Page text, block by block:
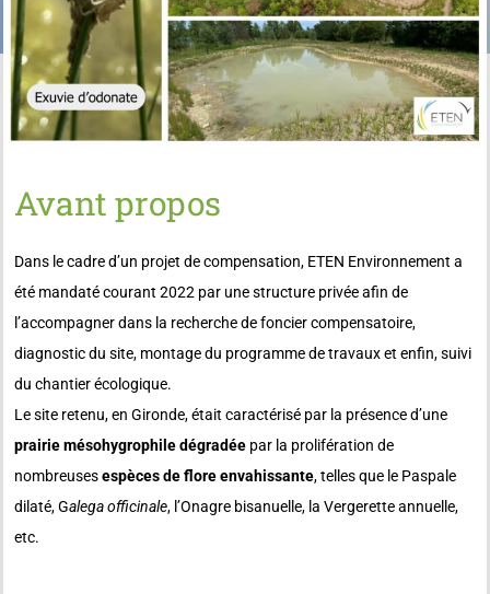
Avant propos
Dans le cadre d’un projet de compensation, ETEN Environnement a
été mandaté courant 2022 par une structure privée afin de
l’accompagner dans la recherche de foncier compensatoire,
diagnostic du site, montage du programme de travaux et enfin, suivi
du chantier écologique.
Le site retenu, en Gironde, était caractérisé par la présence d’une
prairie mésohygrophile dégradée par la prolifération de
nombreusesespèces de flore envahissante, telles que le Paspale
dilaté, Galega officinale, l’Onagre bisanuelle, la Vergerette annuelle,
etc.